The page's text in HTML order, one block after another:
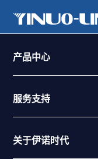
产品中心
服务支持
关于伊诺时代